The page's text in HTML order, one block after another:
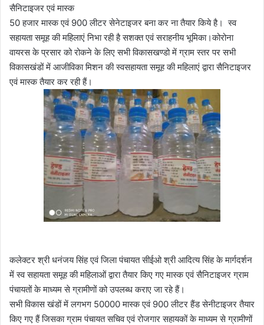
सैनिटाइजर एवं मास्क
50 हजार मास्क एवं 900 लीटर सेनेटाइजर बना कर ना तैयार किये है। स्व
सहायता समूह की महिलाएं निभा रही है सशक्त एवं सराहनीय भूमिका।कोरोना
वायरस के प्रसार को रोकने के लिए सभी विकासखण्‍डो में ग्राम स्तर पर सभी
विकासखंडों में आजीविका मिशन की स्‍वसहायता समूह की महिलाएं द्वारा सैनिटाइजर
एवं मास्क तैयार कर रही हैं।
कलेक्टर श्री धनंजय सिंह एवं जिला पंचायत सीईओ श्री आदित्य सिंह के मार्गदर्शन
में स्व सहायता समूह की महिलाओं द्वारा तैयार किए गए मास्क एवं सैनिटाइजर ग्राम
पंचायतों के माध्यम से ग्रामीणों को उपलब्ध कराए जा रहे हैं।
सभी विकास खंडों में लगभग 50000 मास्‍क एवं 900 लीटर हैंड सेनीटाइजर तैयार
किए गए हैं जिसका ग्राम पंचायत सचिव एवं रोजगार सहायकों के माध्यम से ग्रामीणों